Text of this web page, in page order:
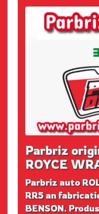
Parbriz
ROYCE
Parbriz auto
RR5 an
BENSON.